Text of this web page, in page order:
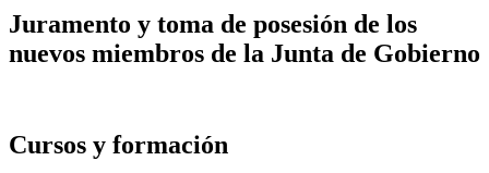
Juramento y toma de posesión de los
nuevos miembros de la Junta de Gobierno
Cursos y formación